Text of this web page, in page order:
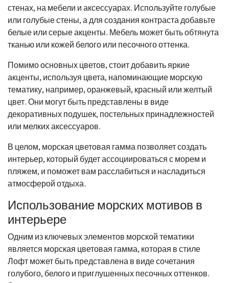
стенах, на мебели и аксессуарах. Используйте голубые
или голубые стены, а для создания контраста добавьте
белые или серые акценты. Мебель может быть обтянута
тканью или кожей белого или песочного оттенка.
Помимо основных цветов, стоит добавить яркие
акценты, используя цвета, напоминающие морскую
тематику, например, оранжевый, красный или желтый
цвет. Они могут быть представлены в виде
декоративных подушек, постельных принадлежностей
или мелких аксессуаров.
В целом, морская цветовая гамма позволяет создать
интерьер, который будет ассоциироваться с морем и
пляжем, и поможет вам расслабиться и насладиться
атмосферой отдыха.
Использование морских мотивов в
интерьере
Одним из ключевых элементов морской тематики
является морская цветовая гамма, которая в стиле
Лофт может быть представлена в виде сочетания
голубого, белого и приглушенных песочных оттенков.